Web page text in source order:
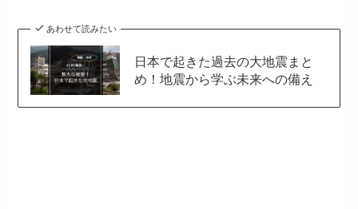
あわせて読みたい
日本で起きた過去の大地震まと
め！地震から学ぶ未来への備え